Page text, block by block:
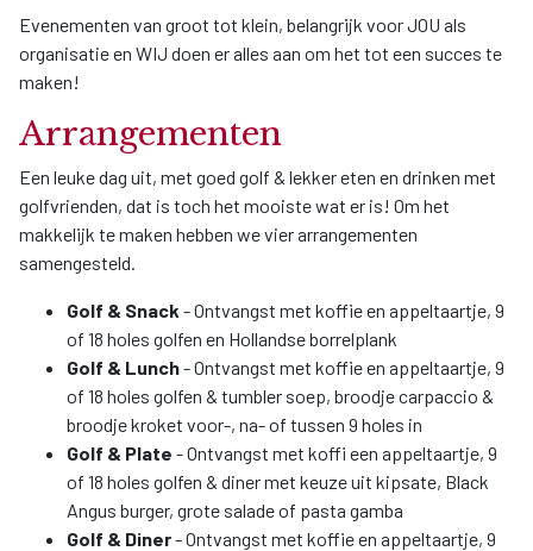
Evenementen van groot tot klein, belangrijk voor JOU als
organisatie en WIJ doen er alles aan om het tot een succes te
maken!
Arrangementen
Een leuke dag uit, met goed golf & lekker eten en drinken met
golfvrienden, dat is toch het mooiste wat er is! Om het
makkelijk te maken hebben we vier arrangementen
samengesteld.
Golf & Snack - Ontvangst met koffie en appeltaartje, 9
of 18 holes golfen en Hollandse borrelplank
Golf & Lunch- Ontvangst met koffie en appeltaartje, 9
of 18 holes golfen & tumbler soep, broodje carpaccio &
broodje kroket voor-, na- of tussen 9 holes in
Golf & Plate - Ontvangst met koffi een appeltaartje, 9
of 18 holes golfen & diner met keuze uit kipsate, Black
Angus burger, grote salade of pasta gamba
Golf & Diner- Ontvangst met koffie en appeltaartje, 9